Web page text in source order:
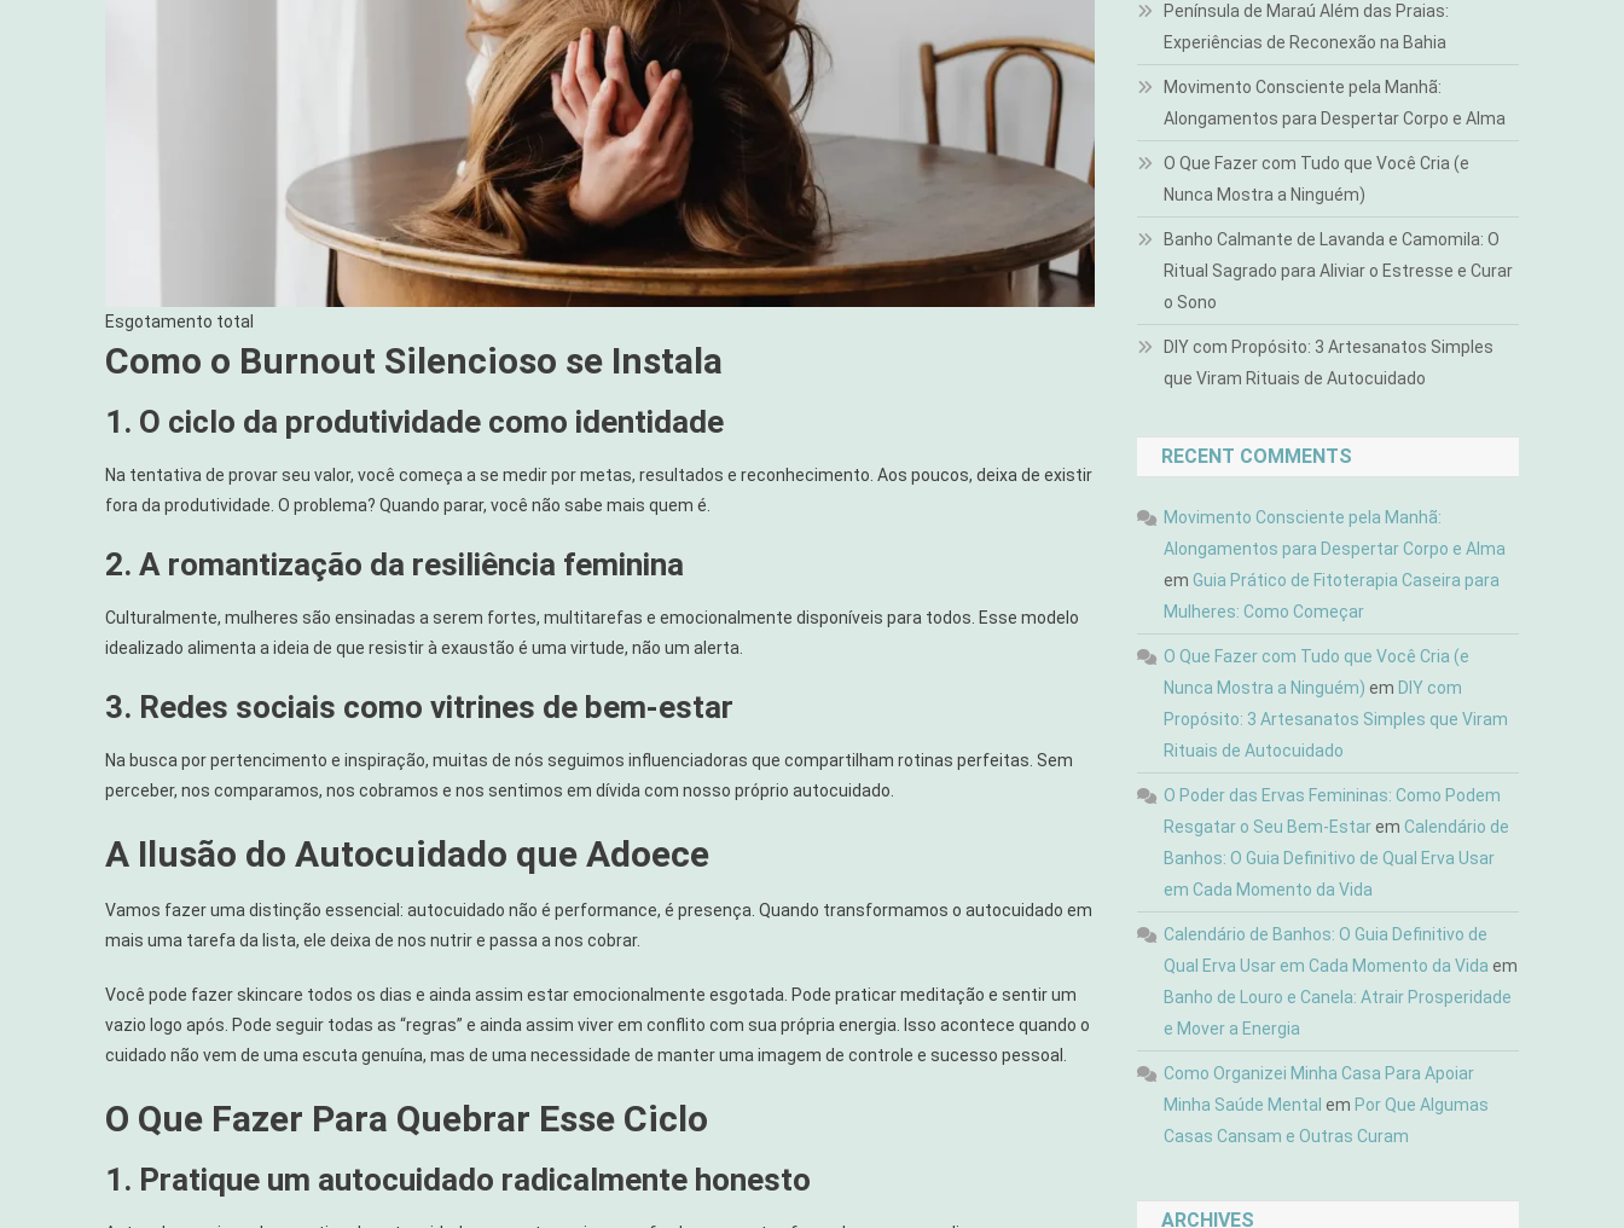
Esgotamento total
Como o Burnout Silencioso se Instala
1. O ciclo da produtividade como identidade
Na tentativa de provar seu valor, você começa a se medir por metas, resultados e reconhecimento. Aos poucos, deixa de existir
fora da produtividade. O problema? Quando parar, você não sabe mais quem é.
2. A romantização da resiliência feminina
Culturalmente, mulheres são ensinadas a serem fortes, multitarefas e emocionalmente disponíveis para todos. Esse modelo
idealizado alimenta a ideia de que resistir à exaustão é uma virtude, não um alerta.
3. Redes sociais como vitrines de bem-estar
Na busca por pertencimento e inspiração, muitas de nós seguimos influenciadoras que compartilham rotinas perfeitas. Sem
perceber, nos comparamos, nos cobramos e nos sentimos em dívida com nosso próprio autocuidado.
A Ilusão do Autocuidado que Adoece
Vamos fazer uma distinção essencial: autocuidado não é performance, é presença. Quando transformamos o autocuidado em
mais uma tarefa da lista, ele deixa de nos nutrir e passa a nos cobrar.
Você pode fazer skincare todos os dias e ainda assim estar emocionalmente esgotada. Pode praticar meditação e sentir um
vazio logo após. Pode seguir todas as “regras” e ainda assim viver em conflito com sua própria energia. Isso acontece quando o
cuidado não vem de uma escuta genuína, mas de uma necessidade de manter uma imagem de controle e sucesso pessoal.
O Que Fazer Para Quebrar Esse Ciclo
1. Pratique um autocuidado radicalmente honesto
Península de Maraú Além das Praias:
Experiências de Reconexão na Bahia
Movimento Consciente pela Manhã:
Alongamentos para Despertar Corpo e Alma
O Que Fazer com Tudo que Você Cria (e
Nunca Mostra a Ninguém)
Banho Calmante de Lavanda e Camomila: O
Ritual Sagrado para Aliviar o Estresse e Curar
o Sono
DIY com Propósito: 3 Artesanatos Simples
que Viram Rituais de Autocuidado
RECENT COMMENTS
Movimento Consciente pela Manhã:
Alongamentos para Despertar Corpo e Alma
emGuia Prático de Fitoterapia Caseira para
Mulheres: Como Começar
O Que Fazer com Tudo que Você Cria (e
Nunca Mostra a Ninguém) em DIY com
Propósito: 3 Artesanatos Simples que Viram
Rituais de Autocuidado
O Poder das Ervas Femininas: Como Podem
Resgatar o Seu Bem-EstaremCalendário de
Banhos: O Guia Definitivo de Qual Erva Usar
em Cada Momento da Vida
Calendário de Banhos: O Guia Definitivo de
Qual Erva Usar em Cada Momento da Vida em
Banho de Louro e Canela: Atrair Prosperidade
e Mover a Energia
Como Organizei Minha Casa Para Apoiar
Minha Saúde Mental em Por Que Algumas
Casas Cansam e Outras Curam
ARCHIVES